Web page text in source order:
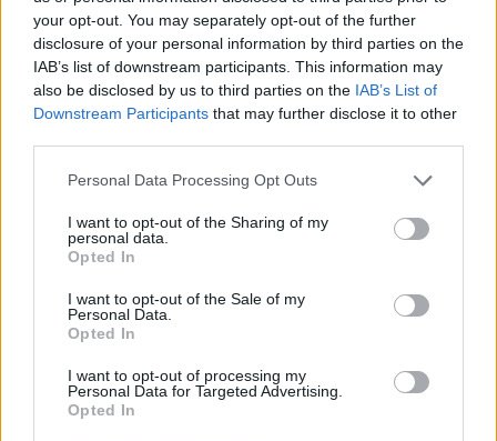
your opt-out. You may separately opt-out of the further
disclosure of your personal information by third parties on the
IAB’s list of downstream participants. This information may
also be disclosed by us to third parties on the IAB’s List of
Downstream Participants that may further disclose it to other
Please note that this website/app uses one or more Google
not limited to your visit or usage behaviour. You may click to
grant or deny consent to Google and its third-party tags to
use your data for below specified purposes in below Google
consent section.
Personal Data Processing Opt Outs
I want to opt-out of the Sharing of my
personal data.
Opted In
I want to opt-out of the Sale of my
Personal Data.
Opted In
I want to opt-out of processing my
Personal Data for Targeted Advertising.
Opted In
Staff